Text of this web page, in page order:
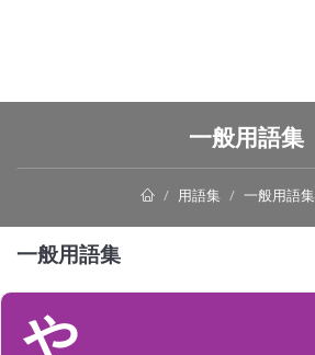
一般用語集
用語集 一般用語集
一般用語集
や